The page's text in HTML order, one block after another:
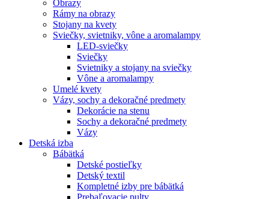
Obrazy
Rámy na obrazy
Stojany na kvety
Sviečky, svietniky, vône a aromalampy
LED-sviečky
Sviečky
Svietniky a stojany na sviečky
Vône a aromalampy
Umelé kvety
Vázy, sochy a dekoračné predmety
Dekorácie na stenu
Sochy a dekoračné predmety
Vázy
Detská izba
Bábätká
Detské postieľky
Detský textil
Kompletné izby pre bábätká
Prebaľovacie pulty